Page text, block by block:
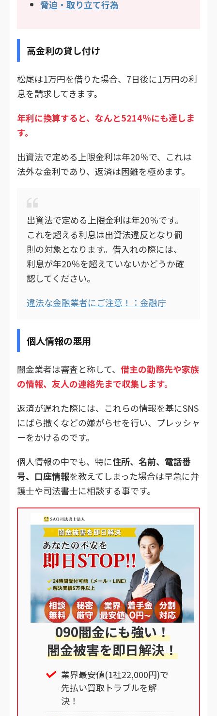
脅迫・取り立て行為
高金利の貸し付け
松尾は1万円を借りた場合、7日後に1万円の利
息を請求してきます。
年利に換算すると、なんと5214％にも達しま
す。
出資法で定める上限金利は年20％で、これは
法外な金利であり、返済は困難を極めます。
出資法で定める上限金利は年20％です。
これを超える利息は出資法違反となり罰
則の対象となります。借入れの際には、
利息が年20％を超えていないかどうか確
認してください。
違法な金融業者にご注意！：金融庁
個人情報の悪用
闇金業者は審査と称して、 借主の勤務先や家族
の情報、友人の連絡先まで収集します。
返済が遅れた際には、これらの情報を基にSNS
にばら撒くなどの嫌がらせを行い、プレッシャ
ーをかけるのです。
個人情報の中でも、特に住所、名前、電話番
号、口座情報を教えてしまった場合は早急に弁
護士や司法書士に相談する事です。
090闇金にも強い！
闇金被害を即日解決！
業界最安値(1社22,000円)で
先払い買取トラブルを解
決！